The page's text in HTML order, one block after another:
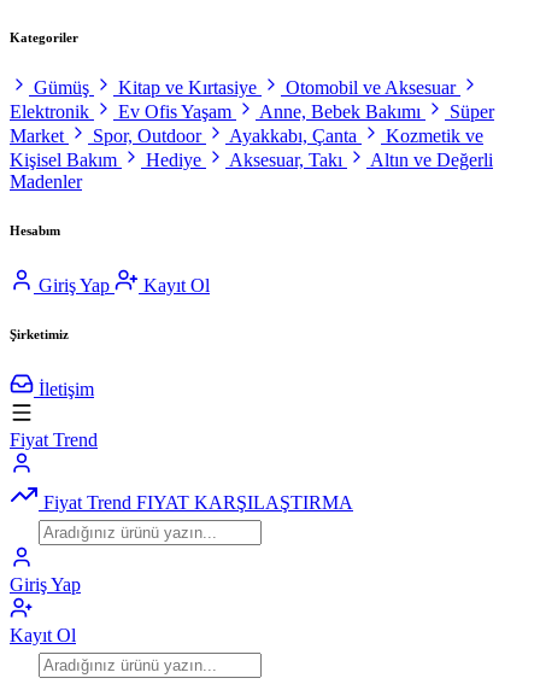
Kategoriler
Gümüş Kitap ve Kırtasiye
Otomobil ve Aksesuar
Elektronik
Ev Ofis Yaşam Anne, Bebek Bakımı
Süper
Market
Spor, Outdoor Ayakkabı, Çanta
Kozmetik ve
Kişisel Bakım
Hediye Aksesuar, Takı
Altın ve Değerli
Madenler
Hesabım
Giriş Yap Kayıt Ol
Şirketimiz
İletişim
Fiyat Trend
Fiyat Trend FIYAT KARŞILAŞTIRMA
Giriş Yap
Kayıt Ol